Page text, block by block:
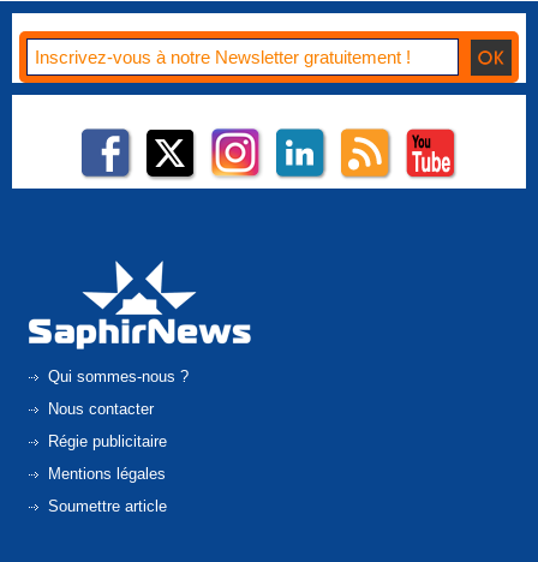
Qui sommes-nous ?
Nous contacter
Régie publicitaire
Mentions légales
Soumettre article